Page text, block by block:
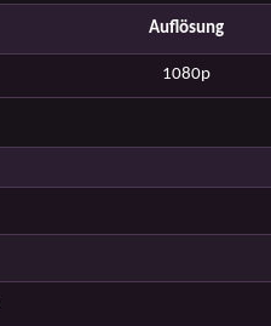
Auflösung
1080p